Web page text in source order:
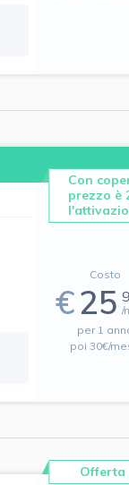
Con
prezzo è
Costo
€25 /
per 1
poi 30€/
Offerta